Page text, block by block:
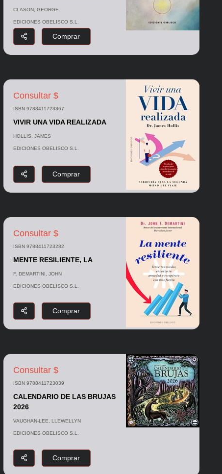
CLASON, GEORGE
EDICIONES OBELISCO S.L.
Comprar
Consultar $
ISBN 9788411723367
VIVIR UNA VIDA REALIZADA
HOLLIS, JAMES
EDICIONES OBELISCO S.L.
Comprar
Consultar $
ISBN 9788411723282
MENTE RESILIENTE, LA
F. DEMARTINI, JOHN
EDICIONES OBELISCO S.L.
Comprar
Consultar $
ISBN 9788411723039
CALENDARIO DE LAS BRUJAS
2026
VAUGHAN-LEE, LLEWELLYN
EDICIONES OBELISCO S.L.
Comprar